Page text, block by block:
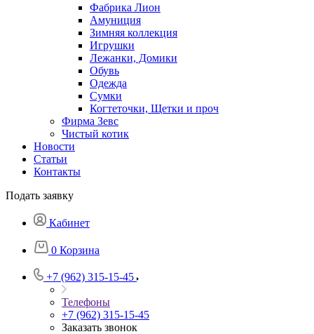
Фабрика Лион
Амуниция
Зимняя коллекция
Игрушки
Лежанки, Домики
Обувь
Одежда
Сумки
Когтеточки, Щетки и проч
Фирма Зевс
Чистый котик
Новости
Статьи
Контакты
Подать заявку
Кабинет
0 Корзина
+7 (962) 315-15-45
Телефоны
+7 (962) 315-15-45
Заказать звонок